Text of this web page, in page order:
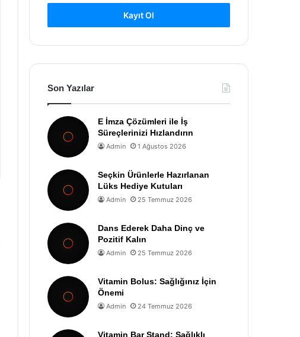
Kayıt Ol
Son Yazılar
E İmza Çözümleri ile İş
Süreçlerinizi Hızlandırın
Admin 1 Ağustos 2026
Seçkin Ürünlerle Hazırlanan
Lüks Hediye Kutuları
Admin 25 Temmuz 2026
Dans Ederek Daha Dinç ve
Pozitif Kalın
Admin 25 Temmuz 2026
Vitamin Bolus: Sağlığınız İçin
Önemi
Admin 24 Temmuz 2026
Vitamin Bar Stand: Sağlıklı